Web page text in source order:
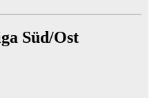
Süd/Ost